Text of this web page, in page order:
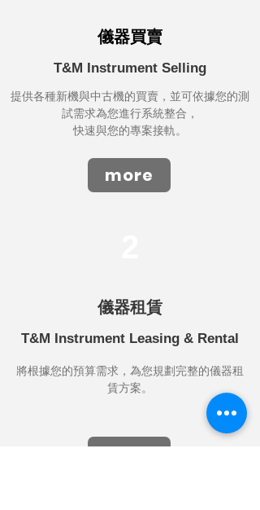
​儀器買賣
T&M Instrument Selling
提供各種新機與中古機的買賣，並可依據您的測
試需求為您進行系統整合，
快速與您的專案接軌。
more
儀器租賃
T&M Instrument Leasing & Rental
將根據您的預算需求，為您規劃完整的儀器租
賃方案。
more